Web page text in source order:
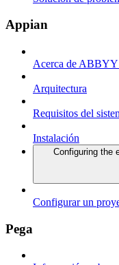
Appian
Acerca de ABBYY
Arquitectura
Requisitos del
Instalación
Configuring the
Configurar un
Pega